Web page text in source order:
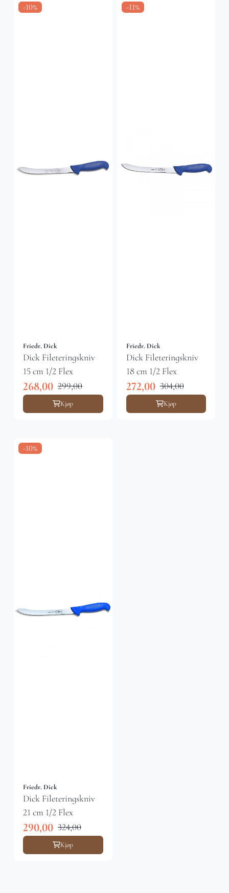
-10%
Friedr. Dick
Dick Fileteringskniv
15 cm 1/2 Flex
268,00 299,00
Kjøp
-11%
Friedr. Dick
Dick Fileteringskniv
18 cm 1/2 Flex
272,00 304,00
Kjøp
-10%
Friedr. Dick
Dick Fileteringskniv
21 cm 1/2 Flex
290,00 324,00
Kjøp